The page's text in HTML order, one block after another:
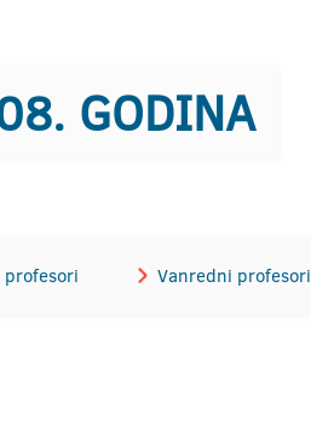
GODINA
profesori Vanredni profesori